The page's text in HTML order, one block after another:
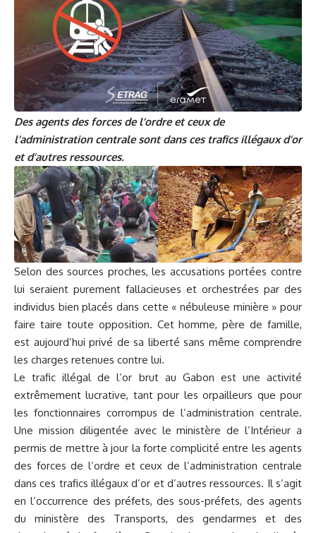
Des agents des forces de l’ordre et ceux de
l’administration centrale sont dans ces trafics illégaux d’or
et d’autres ressources.
Selon des sources proches, les accusations portées contre
lui seraient purement fallacieuses et orchestrées par des
individus bien placés dans cette « nébuleuse minière » pour
faire taire toute opposition. Cet homme, père de famille,
est aujourd’hui privé de sa liberté sans même comprendre
les charges retenues contre lui.
Le trafic illégal de l’or brut au Gabon est une activité
extrêmement lucrative, tant pour les orpailleurs que pour
les fonctionnaires corrompus de l’administration centrale.
Une mission diligentée avec le ministère de l’Intérieur a
permis de mettre à jour la forte complicité entre les agents
des forces de l’ordre et ceux de l’administration centrale
dans ces trafics illégaux d’or et d’autres ressources. Il s’agit
en l’occurrence des préfets, des sous-préfets, des agents
du ministère des Transports, des gendarmes et des